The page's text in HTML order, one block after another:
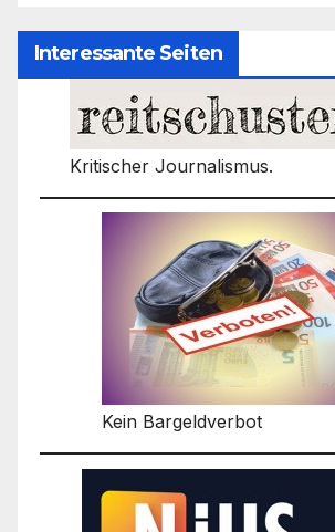
Interessante Seiten
Kritischer Journalismus.
Kein Bargeldverbot